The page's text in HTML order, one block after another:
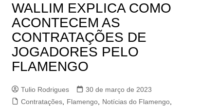
WALLIM EXPLICA COMO
ACONTECEM AS
CONTRATAÇÕES DE
JOGADORES PELO
FLAMENGO
Tulio Rodrigues
30 de março de 2023
Contratações, Flamengo, Notícias do Flamengo,